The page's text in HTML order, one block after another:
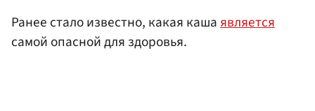
Ранее стало известно, какая кашаявляется
самой опасной для здоровья.